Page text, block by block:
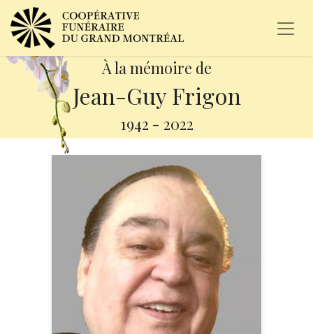
À la mémoire de
Jean-Guy Frigon
1942 - 2022